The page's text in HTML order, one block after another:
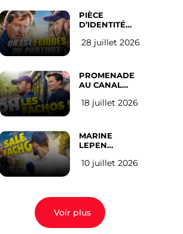
PIÈCE
D’IDENTITÉ
SUR LES
l’avis des
Français
28 juillet 2026
PROMENADE
AU CANAL
(les gauchistes
18 juillet 2026
MARINE
LEPEN
EN 2027 : l’avis
10 juillet 2026
Voir plus